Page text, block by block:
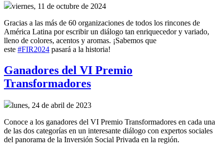
viernes, 11 de octubre de 2024
Gracias a las más de 60 organizaciones de todos los rincones de
América Latina por escribir un diálogo tan enriquecedor y variado,
lleno de colores, acentos y aromas. ¡Sabemos que
este #FIR2024 pasará a la historia!
Ganadores del VI Premio
Transformadores
lunes, 24 de abril de 2023
Conoce a los ganadores del VI Premio Transformadores en cada una
de las dos categorías en un interesante diálogo con expertos sociales
del panorama de la Inversión Social Privada en la región.